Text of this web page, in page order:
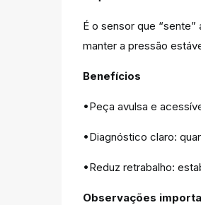
É o sensor que
manter a pressão
Benefícios
•Peça avulsa e
•Diagnóstico claro:
•Reduz retrabalho:
Observações